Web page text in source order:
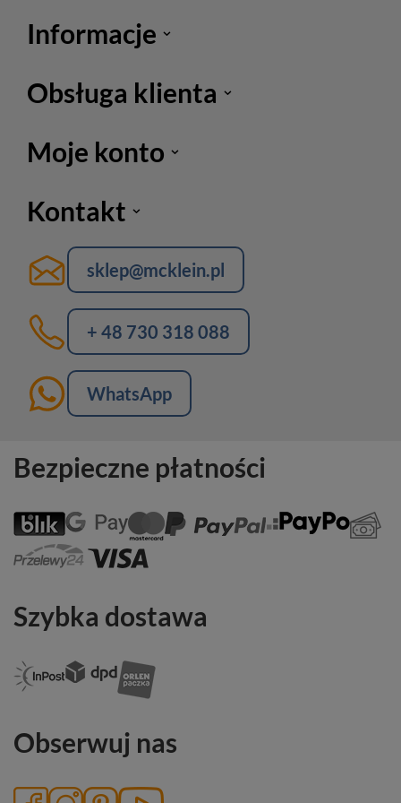
Informacje
Obsługa klienta
Moje konto
Kontakt
sklep@mcklein.pl
+ 48 730 318 088
WhatsApp
Bezpieczne płatności
Szybka dostawa
Obserwuj nas